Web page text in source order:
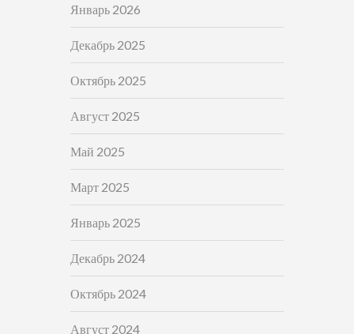
Январь 2026
Декабрь 2025
Октябрь 2025
Август 2025
Май 2025
Март 2025
Январь 2025
Декабрь 2024
Октябрь 2024
Август 2024